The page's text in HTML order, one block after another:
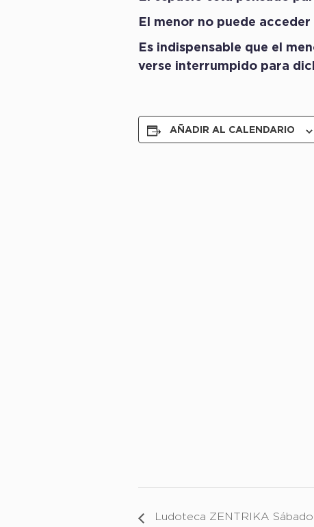
El menor no puede
Es indispensable que el
verse interrumpido para
AÑADIR AL CALENDARIO
Ludoteca ZENTRIKA